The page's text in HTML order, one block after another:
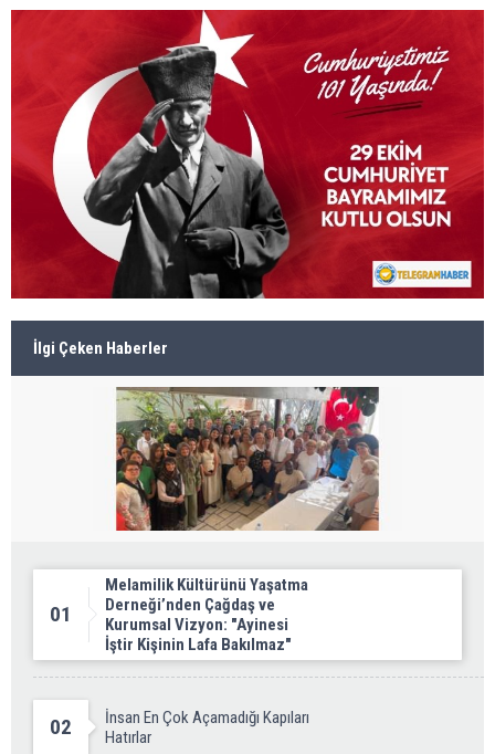
İlgi Çeken Haberler
01
Melamilik Kültürünü Yaşatma
Derneği’nden Çağdaş ve
Kurumsal Vizyon: "Ayinesi
İştir Kişinin Lafa Bakılmaz"
02
İnsan En Çok Açamadığı Kapıları
Hatırlar